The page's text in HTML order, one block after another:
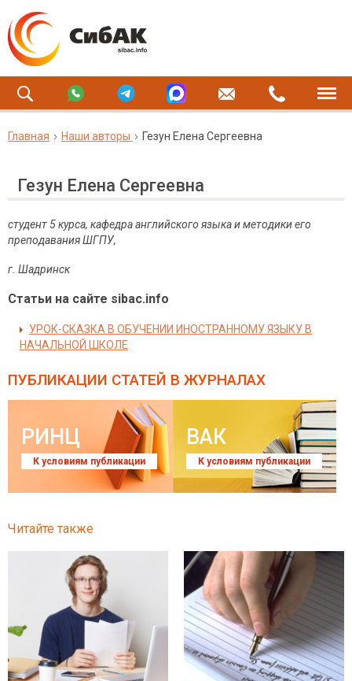
Главная Наши авторы Гезун Елена Сергеевна
Гезун Елена Сергеевна
студент 5 курса, кафедра английского языка и методики его
преподавания ШГПУ,
г. Шадринск
Статьи на сайте sibac.info
УРОК-СКАЗКА В ОБУЧЕНИИ ИНОСТРАННОМУ ЯЗЫКУ В
НАЧАЛЬНОЙ ШКОЛЕ
ПУБЛИКАЦИИ СТАТЕЙ В ЖУРНАЛАХ
РИНЦ
К условиям публикации
ВАК
К условиям публикации
Читайте также